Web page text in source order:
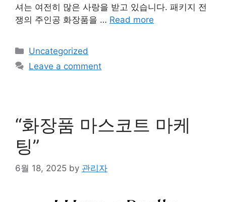
셔는 여전히 많은 사랑을 받고 있습니다. 패키지 전
쟁의 주인공 화장품을 … Read more
Categories
Uncategorized
Leave a comment
“화장품 마스코트 마케
팅”
6월 18, 2025 by 관리자